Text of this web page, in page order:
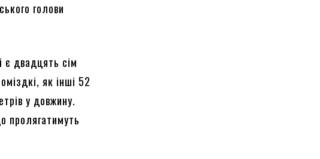
голови
є двадцять сім
як інші 52
у довжину.
пролягатимуть